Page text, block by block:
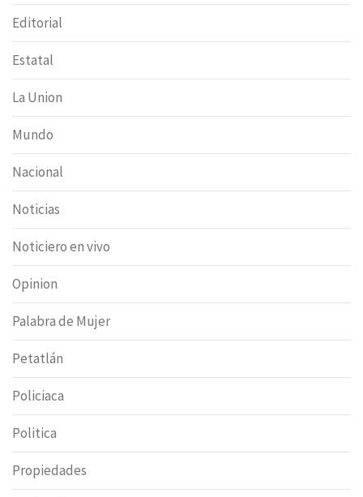
Editorial
Estatal
La Union
Mundo
Nacional
Noticias
Noticiero en vivo
Opinion
Palabra de Mujer
Petatlán
Policiaca
Politica
Propiedades